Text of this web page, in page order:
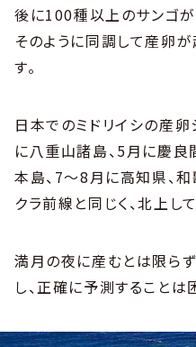
後に100種以上のサンゴが
そのように同調して産卵
す。
日本でのミドリイシの産
に八重山諸島、5月に慶
本島、7～8月に高知県、
クラ前線と同じく、北上し
満月の夜に産むとは限ら
し、正確に予測することは